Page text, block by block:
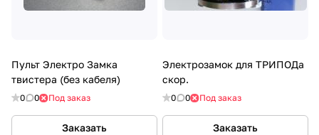
Пульт Электро Замка
твистера (без кабеля)
0 0 Под заказ
Заказать
Электрозамок для ТРИПОДа
скор.
0 0 Под заказ
Заказать